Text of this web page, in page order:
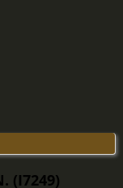
(I7249)